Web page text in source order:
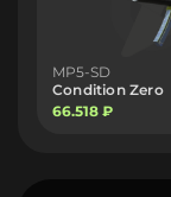
MP5-SD
Condition Zero
66.518 ₽